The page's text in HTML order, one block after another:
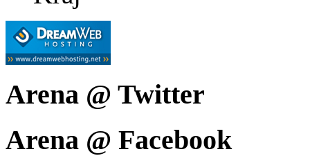
Arena @ Twitter
Arena @ Facebook